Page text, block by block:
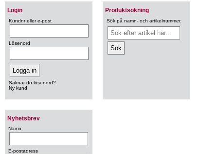
Login
Kundnr eller e-post
Lösenord
Saknar du lösenord?
Ny kund
Produktsökning
Sök på namn- och artikelnummer.
Nyhetsbrev
Namn
E-postadress